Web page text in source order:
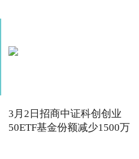
3月2日招商中证科创创业
50ETF基金份额减少1500万